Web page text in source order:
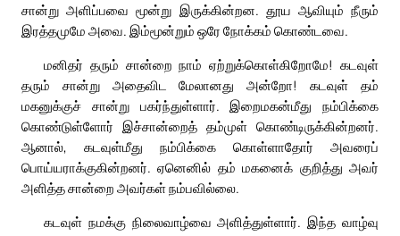
சான்று அளிப்பவை மூன்று இருக்கின்றன. தூய ஆவியும் நீரும்
இரத்தமுமே அவை. இம்மூன்றும் ஒரே நோக்கம் கொண்டவை.
மனிதர் தரும் சான்றை நாம் ஏற்றுக்கொள்கிறோமே! கடவுள்
தரும் சான்று அதைவிட மேலானது அன்றோ! கடவுள் தம்
மகனுக்குச் சான்று பகர்ந்துள்ளார். இறைமகன்மீது நம்பிக்கை
கொண்டுள்ளோர் இச்சான்றைத் தம்முள் கொண்டிருக்கின்றனர்.
ஆனால், கடவுள்மீது நம்பிக்கை கொள்ளாதோர் அவரைப்
பொய்யராக்குகின்றனர். ஏனெனில் தம் மகனைக் குறித்து அவர்
அளித்த சான்றை அவர்கள் நம்பவில்லை.
கடவுள் நமக்கு நிலைவாழ்வை அளித்துள்ளார். இந்த வாழ்வு